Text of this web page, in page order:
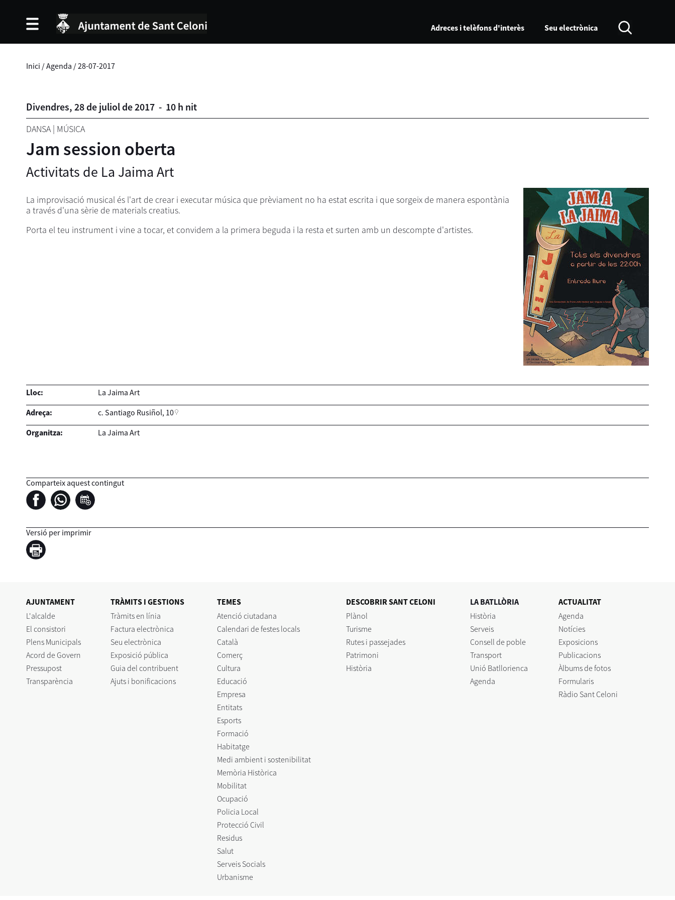
Adreces i telèfons d'interès Seu electrònica
Inici /Agenda /28-07-2017
Divendres, 28 de juliol de2017 - 10 h nit
DANSA | MÚSICA
Jam session oberta
Activitats de La Jaima Art
La improvisació musical és l'art de crear i executar música que prèviament no ha estat escrita i que sorgeix de manera espontània
a través d'una sèrie de materials creatius.
Porta el teu instrument i vine a tocar, et convidem a la primera beguda i la resta et surten amb un descompte d'artistes.
Lloc:
La Jaima Art
Adreça:
c. Santiago Rusiñol, 10
Organitza:
La Jaima Art
Comparteix aquest contingut
Versió per imprimir
AJUNTAMENT
L'alcalde
El consistori
Plens Municipals
Acord de Govern
Pressupost
Transparència
TRÀMITS I GESTIONS
Tràmits en línia
Factura electrònica
Seu electrònica
Exposició pública
Guia del contribuent
Ajuts i bonificacions
TEMES
Atenció ciutadana
Calendari de festes locals
Català
Comerç
Cultura
Educació
Empresa
Entitats
Esports
Formació
Habitatge
Medi ambient i sostenibilitat
Memòria Històrica
Mobilitat
Ocupació
Policia Local
Protecció Civil
Residus
Salut
Serveis Socials
Urbanisme
DESCOBRIR SANT CELONI
Plànol
Turisme
Rutes i passejades
Patrimoni
Història
LA BATLLÒRIA
Història
Serveis
Consell de poble
Transport
Unió Batllorienca
Agenda
ACTUALITAT
Agenda
Notícies
Exposicions
Publicacions
Àlbums de fotos
Formularis
Ràdio Sant Celoni